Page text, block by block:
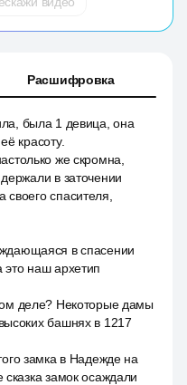
Расшифровка
была 1 девица, она
красоту.
же скромна,
в заточении
спасителя,
в спасении
это наш архетип
деле? Некоторые дамы
башнях в 1217
замка в Надежде на
замок осаждали